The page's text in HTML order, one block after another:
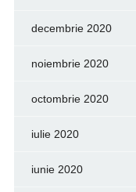
decembrie 2020
noiembrie 2020
octombrie 2020
iulie 2020
iunie 2020